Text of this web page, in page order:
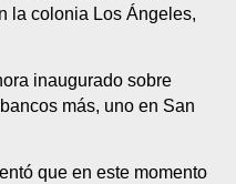
la colonia Los Ángeles,
inaugurado sobre
más, uno en San
que en este momento